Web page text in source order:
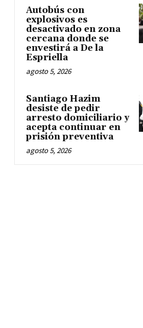
Autobús con
explosivos es
desactivado en zona
cercana donde se
envestirá a De la
Espriella
agosto 5, 2026
Santiago Hazim
desiste de pedir
arresto domiciliario y
acepta continuar en
prisión preventiva
agosto 5, 2026